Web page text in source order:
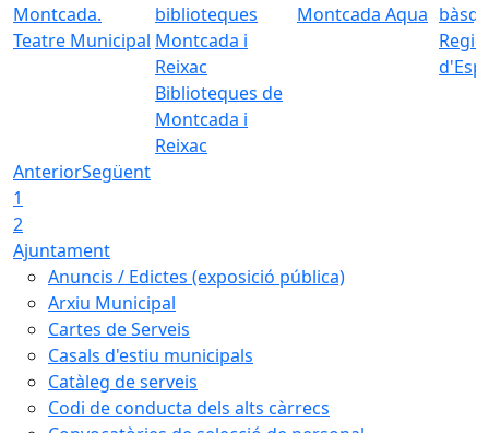
Teatre Municipal
Biblioteques de
Montcada i
Reixac
Montcada Aqua
AnteriorSegüent
1
2
Ajuntament
Anuncis / Edictes (exposició pública)
Arxiu Municipal
Cartes de Serveis
Casals d'estiu municipals
Catàleg de serveis
Codi de conducta dels alts càrrecs